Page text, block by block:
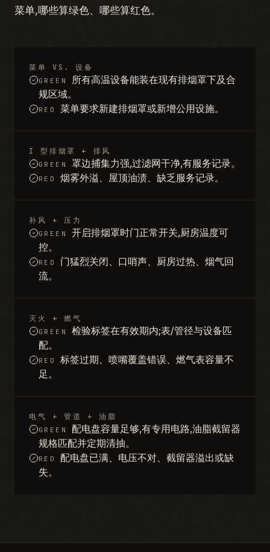
菜单,哪些算绿色、哪些算红色。
菜单 VS. 设备
GREEN
所有高温设备能装在现有排烟罩下及合
规区域。
RED 菜单要求新建排烟罩或新增公用设施。
I 型排烟罩 + 排风
GREEN 罩边捕集力强,过滤网干净,有服务记录。
RED 烟雾外溢、屋顶油渍、缺乏服务记录。
补风 + 压力
GREEN
开启排烟罩时门正常开关,厨房温度可
控。
RED
门猛烈关闭、口哨声、厨房过热、烟气回
流。
灭火 + 燃气
GREEN
检验标签在有效期内;表/管径与设备匹
配。
RED
标签过期、喷嘴覆盖错误、燃气表容量不
足。
电气 + 管道 + 油脂
GREEN
配电盘容量足够,有专用电路,油脂截留器
规格匹配并定期清抽。
RED
配电盘已满、电压不对、截留器溢出或缺
失。